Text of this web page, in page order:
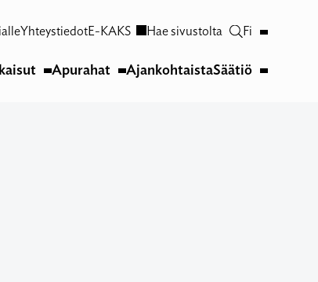
YhteystiedotE-KAKS Hae sivustolta Fi
Apurahat AjankohtaistaSäätiö